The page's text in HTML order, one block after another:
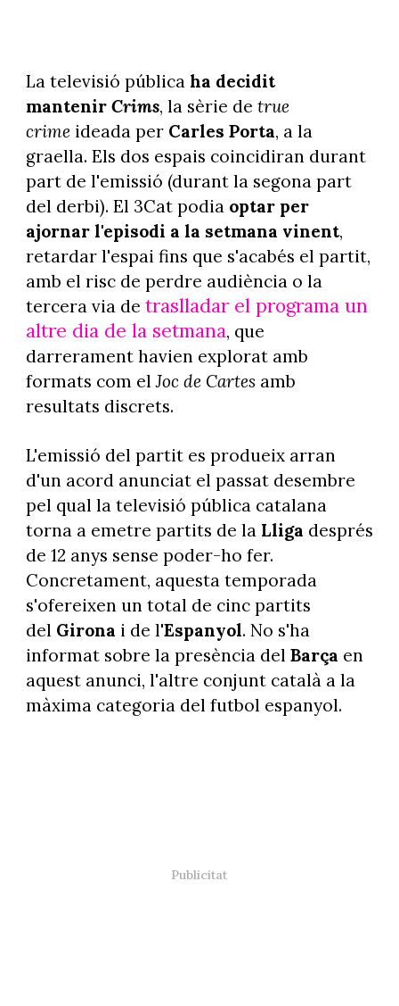
La televisió públicaha decidit
mantenir Crims, la sèrie de true
crimeideada per Carles Porta, a la
graella. Els dos espais coincidiran durant
part de l'emissió (durant la segona part
del derbi). El 3Cat podiaoptar per
ajornar l'episodi a la setmana vinent,
retardar l'espai fins que s'acabés el partit,
amb el risc de perdre audiència o la
tercera via de traslladar el programa un
altre dia de la setmana, que
darrerament havien explorat amb
formats com elJoc de Cartesamb
resultats discrets.
L'emissió del partit es produeix arran
d'un acord anunciat el passat desembre
pel qual la televisió pública catalana
torna a emetre partits de la Lliga després
de 12 anys sense poder-ho fer.
Concretament, aquesta temporada
s'ofereixen un total de cinc partits
del Girona i de l'Espanyol. No s'ha
informat sobre la presència del Barça en
aquest anunci, l'altre conjunt català a la
màxima categoria del futbol espanyol.